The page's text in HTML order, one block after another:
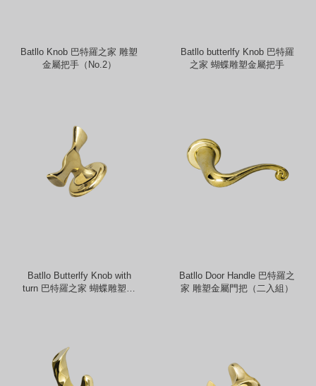
Batllo Knob 巴特羅之家 雕塑
金屬把手（No.2）
Batllo butterlfy Knob 巴特羅
之家 蝴蝶雕塑金屬把手
Batllo Butterlfy Knob with
turn 巴特羅之家 蝴蝶雕塑金
Batllo Door Handle 巴特羅之
家 雕塑金屬門把（二入組）